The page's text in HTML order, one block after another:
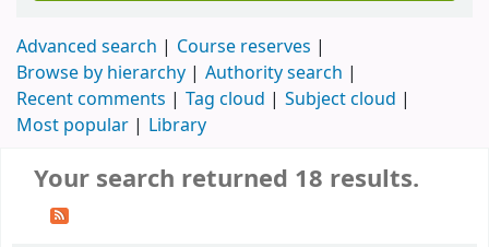
Advanced search
Course reserves
Browse by hierarchy
Authority search
Recent comments
Tag cloud
Subject cloud
Most popular
Library
Your search returned 18 results.